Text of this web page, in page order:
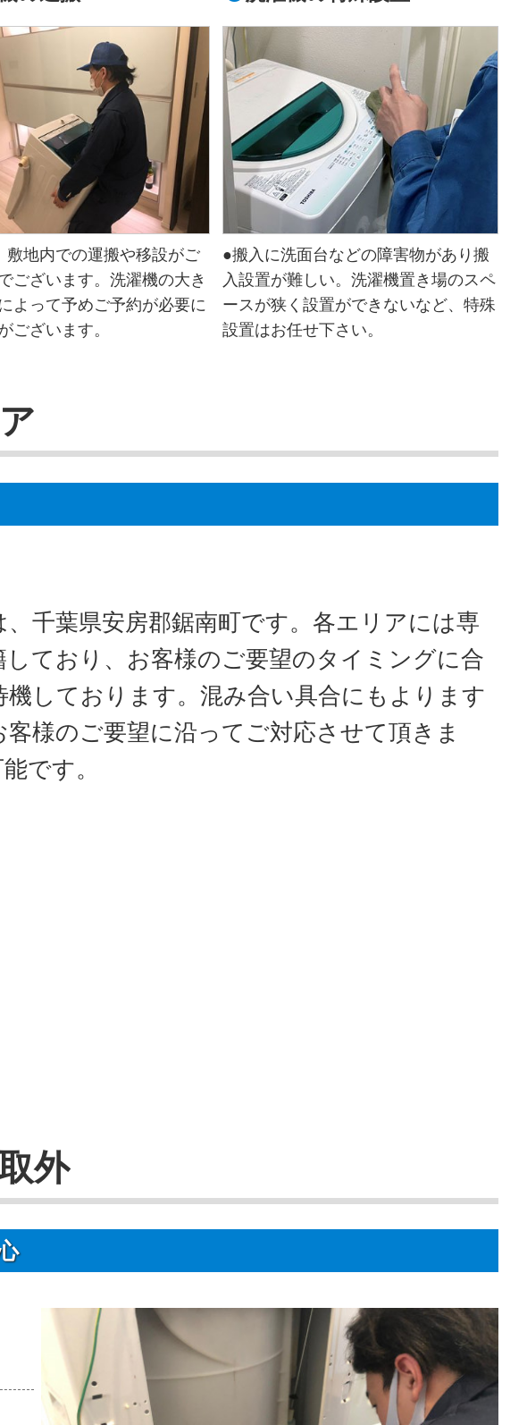
敷地内での運搬や移設がご
ございます。洗濯機の大き
よって予めご予約が必要に
ございます。
●搬入に洗面台などの障害物があり搬
入設置が難しい。洗濯機置き場のスペ
ースが狭く設置ができないなど、特殊
設置はお任せ下さい。
千葉県安房郡鋸南町です。各エリアには専
しており、お客様のご要望のタイミングに合
しております。混み合い具合にもよります
様のご要望に沿ってご対応させて頂きま
です。
外